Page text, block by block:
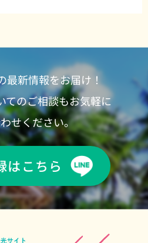
最新情報をお届け！
てのご相談もお気軽に
せください。
はこちら